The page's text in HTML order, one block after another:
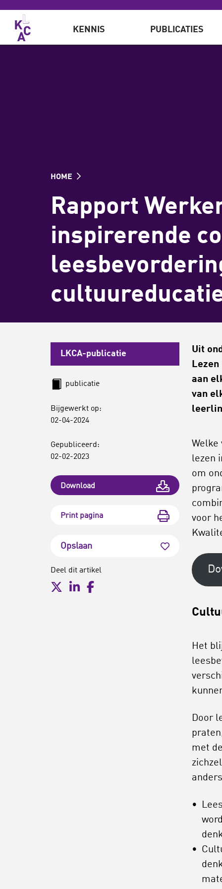
Overslaan en naar de inhoud gaan
KENNIS PUBLICATIES
HOME
Rapport
inspirerende
LKCA-publicatie
publicatie
Bijgewerkt op:
02-04-2024
Gepubliceerd:
02-02-2023
Download
Print pagina
Opslaan
Deel dit artikel
Uit
aan
van
Welke
lezen
om
voor
Het
Door
met